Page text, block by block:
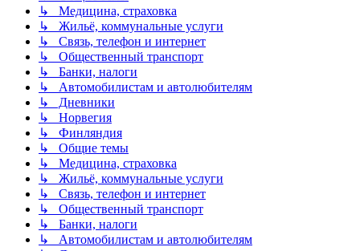
↳ Медицина, страховка
↳ Жильё, коммунальные услуги
↳ Связь, телефон и интернет
↳ Общественный транспорт
↳ Банки, налоги
↳ Автомобилистам и автолюбителям
↳ Дневники
↳ Норвегия
↳ Финляндия
↳ Общие темы
↳ Медицина, страховка
↳ Жильё, коммунальные услуги
↳ Связь, телефон и интернет
↳ Общественный транспорт
↳ Банки, налоги
↳ Автомобилистам и автолюбителям